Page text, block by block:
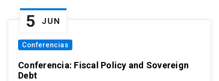
5 JUN
Conferencias
Conferencia: Fiscal Policy and Sovereign
Debt